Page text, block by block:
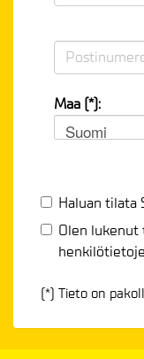
Maa (*):
Suomi
Haluan tilata
Olen lukenut
(*) Tieto on